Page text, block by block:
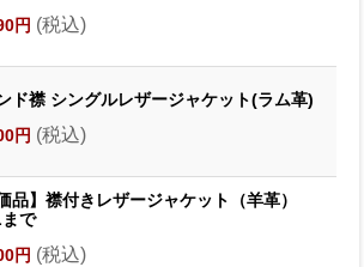
円 (税込)
ド襟 シングルレザージャケット(ラム革)
円 (税込)
品】襟付きレザージャケット（羊革）
で
円 (税込)